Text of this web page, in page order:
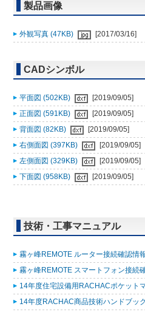
製品画像
外観写真 (47KB) [2017/03/16]
CADシンボル
平面図 (502KB)
[2019/09/05]
正面図 (591KB)
[2019/09/05]
背面図 (82KB)
[2019/09/05]
右側面図 (397KB)
[2019/09/05]
左側面図 (329KB)
[2019/09/05]
下面図 (958KB)
[2019/09/05]
技術・工事マニュアル
霧ヶ峰REMOTE ルーター接続確認情
霧ヶ峰REMOTE スマートフォン接続
14年度住宅設備用RACHACポケット
14年度RACHAC商品技術ハンドブッ